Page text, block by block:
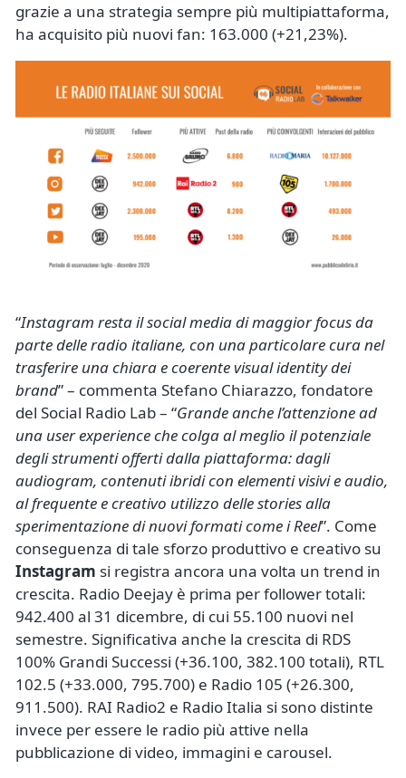
grazie a una strategia sempre più multipiattaforma,
ha acquisito più nuovi fan: 163.000 (+21,23%).
“Instagram resta il social media di maggior focus da
parte delle radio italiane, con una particolare cura nel
trasferire una chiara e coerente visual identity dei
brand” – commenta Stefano Chiarazzo, fondatore
del Social Radio Lab – “Grande anche l’attenzione ad
una user experience che colga al meglio il potenziale
degli strumenti offerti dalla piattaforma: dagli
audiogram, contenuti ibridi con elementi visivi e audio,
al frequente e creativo utilizzo delle stories alla
sperimentazione di nuovi formati come i Reel”. Come
conseguenza di tale sforzo produttivo e creativo su
Instagram si registra ancora una volta un trend in
crescita. Radio Deejay è prima per follower totali:
942.400 al 31 dicembre, di cui 55.100 nuovi nel
semestre. Significativa anche la crescita di RDS
100% Grandi Successi (+36.100, 382.100 totali), RTL
102.5 (+33.000, 795.700) e Radio 105 (+26.300,
911.500). RAI Radio2 e Radio Italia si sono distinte
invece per essere le radio più attive nella
pubblicazione di video, immagini e carousel.